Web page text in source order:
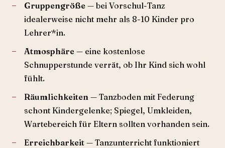
Gruppengröße — bei Vorschul-Tanz
idealerweise nicht mehr als 8-10 Kinder pro
Lehrer*in.
Atmosphäre — eine kostenlose
Schnupperstunde verrät, ob Ihr Kind sich wohl
fühlt.
Räumlichkeiten — Tanzboden mit Federung
schont Kindergelenke; Spiegel, Umkleiden,
Wartebereich für Eltern sollten vorhanden sein.
Erreichbarkeit — Tanzunterricht funktioniert